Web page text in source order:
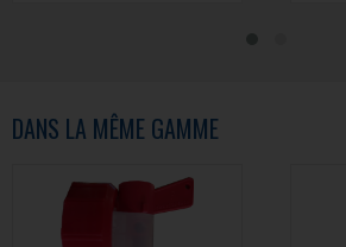
DANS LA MÊME GAMME